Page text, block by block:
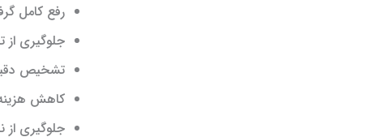
رفع کامل
جلوگیری از
تشخیص
کاهش
جلوگیری